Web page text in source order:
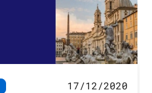
17/12/2020